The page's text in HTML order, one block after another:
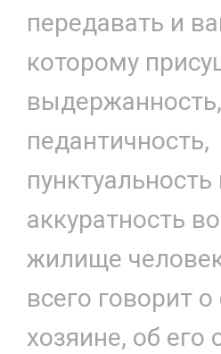
передавать и
которому
выдержанность,
педантичность,
пунктуальность
аккуратность
жилище
всего говорит
хозяине, об его